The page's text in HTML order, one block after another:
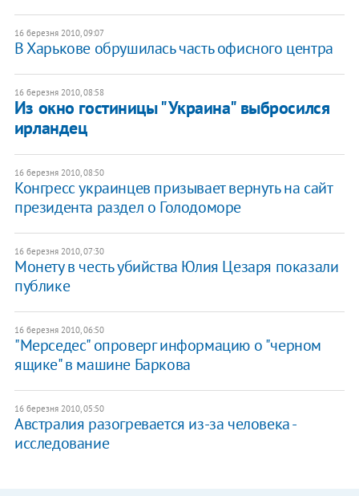
16 березня 2010, 09:07
В Харькове обрушилась часть офисного центра
16 березня 2010, 08:58
Из окно гостиницы "Украина" выбросился
ирландец
16 березня 2010, 08:50
Конгресс украинцев призывает вернуть на сайт
президента раздел о Голодоморе
16 березня 2010, 07:30
Монету в честь убийства Юлия Цезаря показали
публике
16 березня 2010, 06:50
"Мерседес" опроверг информацию о "черном
ящике" в машине Баркова
16 березня 2010, 05:50
Австралия разогревается из-за человека -
исследование